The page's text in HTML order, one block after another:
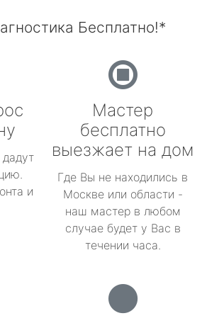
Бесплатно!*
и
Мастер
бесплатно
выезжает на дом
Где Вы не находились в
Москве или области -
наш мастер в любом
случае будет у Вас в
течении часа.